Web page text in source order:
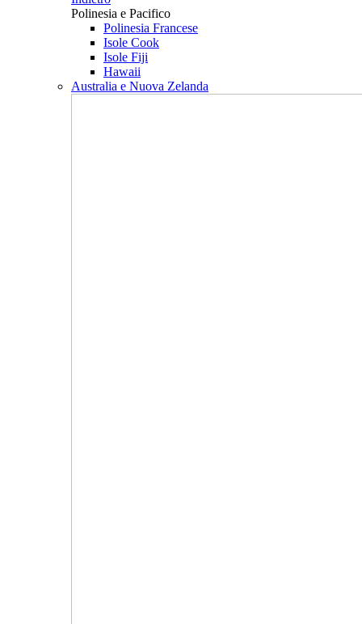
Polinesia e Pacifico
Polinesia Francese
Isole Cook
Isole Fiji
Hawaii
Australia e Nuova Zelanda